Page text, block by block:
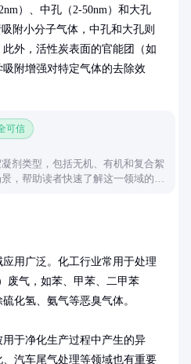
）、中孔（2-50nm）和大孔
吸附小分子气体，中孔和大孔则
外，活性炭表面的官能团（如
附增强对特定气体的去除效
可信
剂类型，包括无机、有机和复合絮
，帮助读者快速了解这一领域的核
用广泛。化工行业常用于处理
废气，如苯、甲苯、二甲苯
化氢、氨气等恶臭气体。
于净化生产过程中产生的异
汽车尾气处理等领域也有重要